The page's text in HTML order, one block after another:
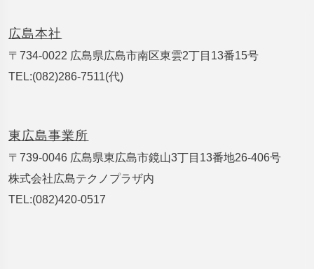
広島本社
〒734-0022 広島県広島市南区東雲2丁目13番15号
TEL:(082)286-7511(代)
東広島事業所
〒739-0046 広島県東広島市鏡山3丁目13番地26-406号
株式会社広島テクノプラザ内
TEL:(082)420-0517